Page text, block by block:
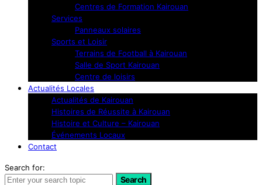
Centres de Formation Kairouan
Services
Panneaux solaires
Sports et Loisir
Terrains de Football à Kairouan
Salle de Sport Kairouan
Centre de loisirs
Actualités Locales
Actualités de Kairouan
Histoires de Réussite à Kairouan
Histoire et Culture – Kairouan
Événements Locaux
Contact
Search for:
Search